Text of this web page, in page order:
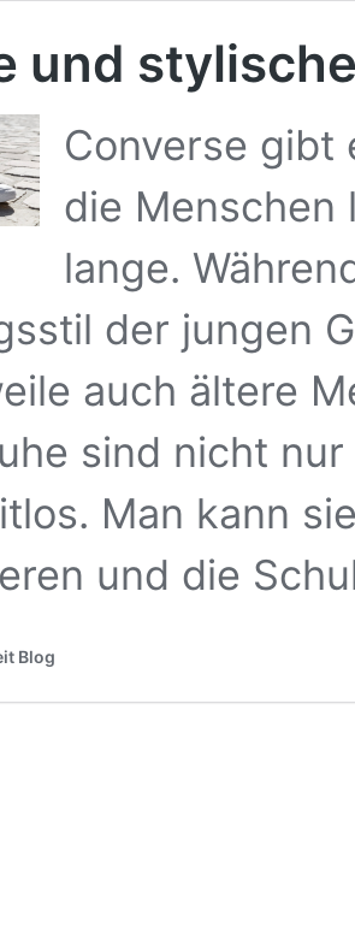
und
Converse gibt
die Menschen
lange.
der jungen
auch ältere
sind nicht
Man kann
und die
Blog